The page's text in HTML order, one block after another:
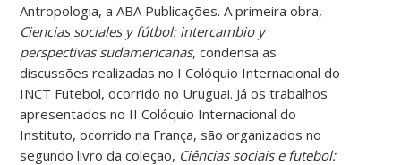
Antropologia, a ABA Publicações. A primeira obra,
Ciencias sociales y fútbol: intercambio y
perspectivas sudamericanas, condensa as
discussões realizadas no I Colóquio Internacional do
INCT Futebol, ocorrido no Uruguai. Já os trabalhos
apresentados no II Colóquio Internacional do
Instituto, ocorrido na França, são organizados no
segundo livro da coleção, Ciências sociais e futebol: